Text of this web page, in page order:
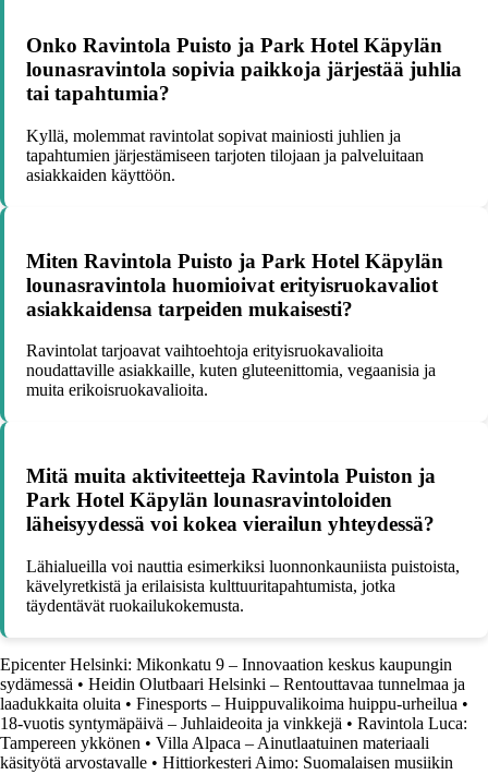
Onko Ravintola Puisto ja Park Hotel Käpylän
lounasravintola sopivia paikkoja järjestää juhlia
tai tapahtumia?
Kyllä, molemmat ravintolat sopivat mainiosti juhlien ja
tapahtumien järjestämiseen tarjoten tilojaan ja palveluitaan
asiakkaiden käyttöön.
Miten Ravintola Puisto ja Park Hotel Käpylän
lounasravintola huomioivat erityisruokavaliot
asiakkaidensa tarpeiden mukaisesti?
Ravintolat tarjoavat vaihtoehtoja erityisruokavalioita
noudattaville asiakkaille, kuten gluteenittomia, vegaanisia ja
muita erikoisruokavalioita.
Mitä muita aktiviteetteja Ravintola Puiston ja
Park Hotel Käpylän lounasravintoloiden
läheisyydessä voi kokea vierailun yhteydessä?
Lähialueilla voi nauttia esimerkiksi luonnonkauniista puistoista,
kävelyretkistä ja erilaisista kulttuuritapahtumista, jotka
täydentävät ruokailukokemusta.
Epicenter Helsinki: Mikonkatu 9 – Innovaation keskus kaupungin
sydämessä • Heidin Olutbaari Helsinki – Rentouttavaa tunnelmaa ja
laadukkaita oluita • Finesports – Huippuvalikoima huippu-urheilua •
18-vuotis syntymäpäivä – Juhlaideoita ja vinkkejä • Ravintola Luca:
Tampereen ykkönen • Villa Alpaca – Ainutlaatuinen materiaali
käsityötä arvostavalle • Hittiorkesteri Aimo: Suomalaisen musiikin